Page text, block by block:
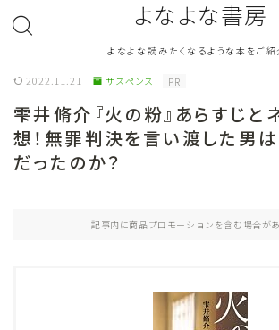
よなよな書房
よなよな読みたくなるような本をご紹
ジャンル Genre
ランキング
作者別おすすめ Author
Good Reading
2022.11.21 サスペンス PR
雫井脩介『火の粉』あらすじと
想！無罪判決を言い渡した男
だったのか？
記事内に商品プロモーションを含む場合が